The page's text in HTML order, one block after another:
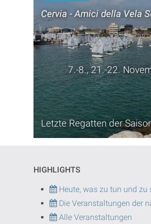
Cervia - Amici della Vela
7.-8., 21.-22.
Letzte Regatten der
HIGHLIGHTS
Heute, was zu tun und zu
Die Veranstaltungen der
Alle Veranstaltungen